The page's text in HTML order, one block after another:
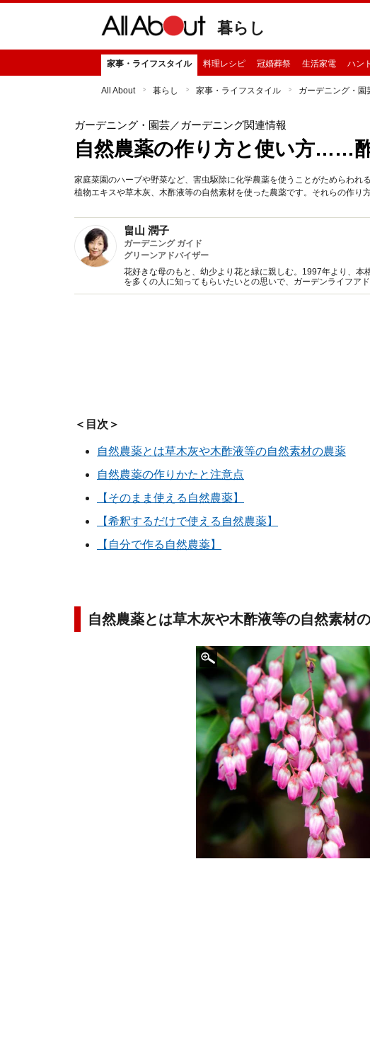
暮らし
家事・ライフスタイル 料理レシピ 冠婚葬祭 生活家電 ハン
All About 暮らし 家事・ライフスタイル ガーデニング・園
ガーデニング・園芸／ガーデニング関連情報
自然農薬の作り方と使い方……
家庭菜園のハーブや野菜など、害虫駆除に化学農薬を使うことがためらわれ
植物エキスや草木灰、木酢液等の自然素材を使った農薬です。それらの作り
畠山 潤子
ガーデニング ガイド
グリーンアドバイザー
花好きな母のもと、幼少より花と緑に親しむ。1997年より、
を多くの人に知ってもらいたいとの思いで、ガーデンライフア
行う。
＜目次＞
自然農薬とは草木灰や木酢液等の自然素材の農薬
自然農薬の作りかたと注意点
【そのまま使える自然農薬】
【希釈するだけで使える自然農薬】
【自分で作る自然農薬】
自然農薬とは草木灰や木酢液等の自然素材